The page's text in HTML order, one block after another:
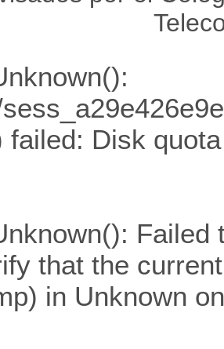
failed: Disk
Failed
that the
in Unknown